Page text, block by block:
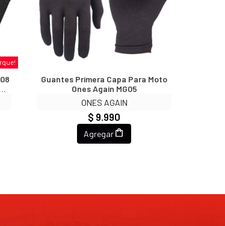
Guantes Primera Capa Para Moto
Ones Again MG05
ONES AGAIN
$ 9.990
Agregar